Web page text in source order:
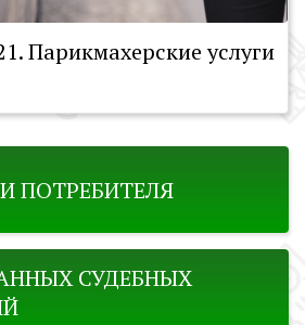
Парикмахерские услуги
ПОТРЕБИТЕЛЯ
СУДЕБНЫХ